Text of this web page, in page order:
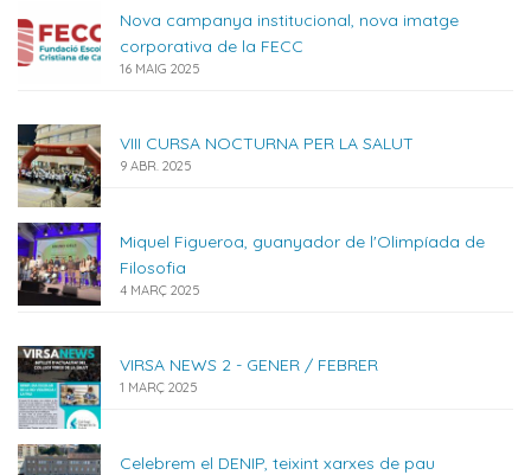
Nova campanya institucional, nova imatge
corporativa de la FECC
16 MAIG 2025
VIII CURSA NOCTURNA PER LA SALUT
9 ABR. 2025
Miquel Figueroa, guanyador de l'Olimpíada de
Filosofia
4 MARÇ 2025
VIRSA NEWS 2 - GENER / FEBRER
1 MARÇ 2025
Celebrem el DENIP, teixint xarxes de pau